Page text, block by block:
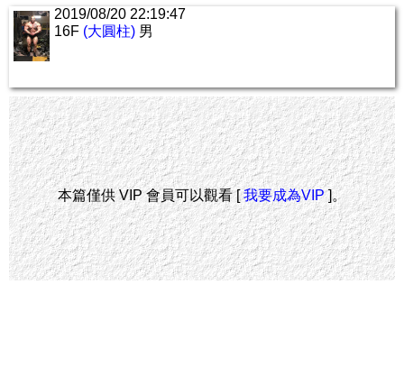
2019/08/20 22:19:47
16F (大圓柱) 男
本篇僅供 VIP 會員可以觀看 [我要成為VIP]。